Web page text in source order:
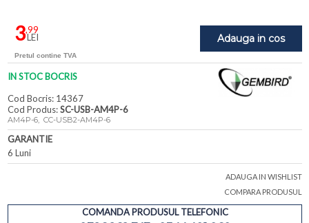
Adauga in cos
3,99
LEI
Pretul contine TVA
IN STOC BOCRIS
Cod Bocris: 14367
Cod Produs:SC-USB-AM4P-6
AM4P-6, CC-USB2-AM4P-6
GARANTIE
6 Luni
ADAUGA IN WISHLIST
COMPARA PRODUSUL
COMANDA PRODUSUL TELEFONIC